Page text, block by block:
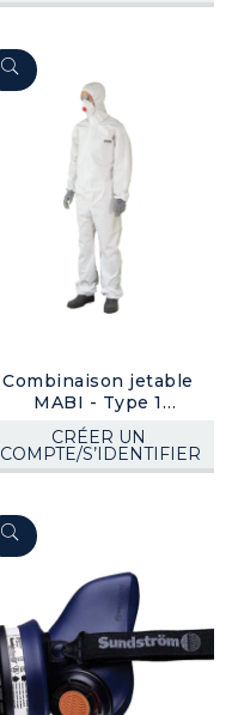
Combinaison jetable
MABI - Type 1
(poussière) XXL
CRÉER UN
COMPTE/S’IDENTIFIER